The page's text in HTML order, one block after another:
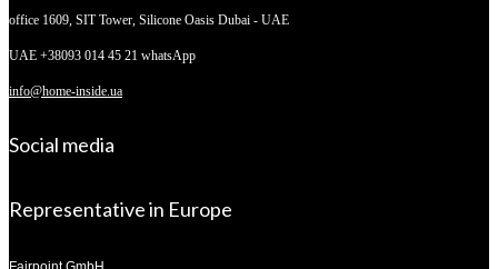
office 1609, SIT Tower, Silicone Oasis Dubai - UAE
UAE +38093 014 45 21 whatsApp
info@home-inside.ua
Social media
Representative in Europe